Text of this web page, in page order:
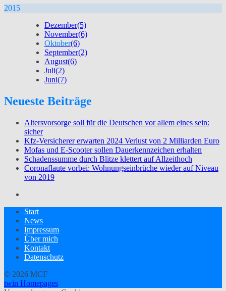
2015
Dezember(5)
November(6)
Oktober(6)
September(2)
August(6)
Juli(2)
Juni(7)
Neueste Beiträge
Altersvorsorge soll für die Deutschen vor allem eines sein:
sicher
Kfz-Versicherer erwarten 2024 Verlust von 2 Milliarden Euro
Mofas und E-Scooter sollen Dauerkennzeichen erhalten
Schadenssumme durch Blitze klettert auf Allzeithoch
Coronaflaute vorbei: Wohnungseinbrüche wieder auf Niveau
von 2019
Start
News
Impressum
Über mich
Kontakt
Datenschutz
© 2026 MCF
twin Homepages